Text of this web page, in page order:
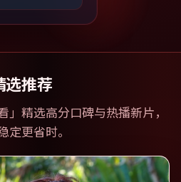
选推荐
」精选高分口碑与热播新片，
定更省时。